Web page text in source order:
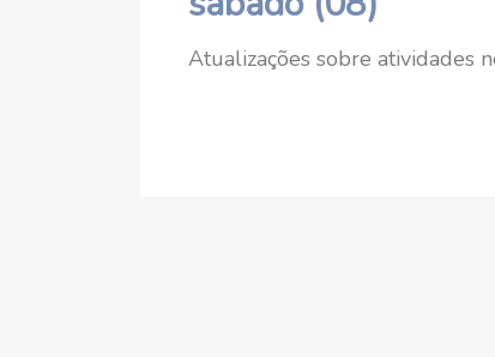
Atualizações sobre atividades